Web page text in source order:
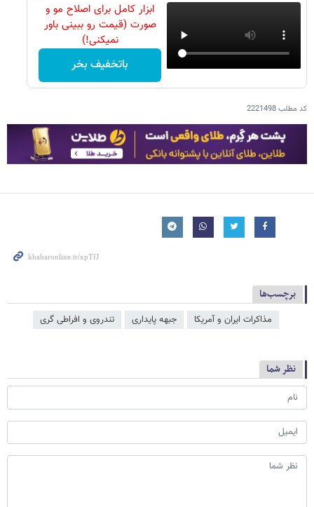
ابزار کامل برای اصلاح مو و
صورت (قیمت رو ببینی باور
نمیکنی!)
باتخفیف بخر
کد مطلب2221498
برچسب‌ها
مذاکرات ایران و آمریکا جبهه پایداری تندروی و افراطی گری
نظر شما